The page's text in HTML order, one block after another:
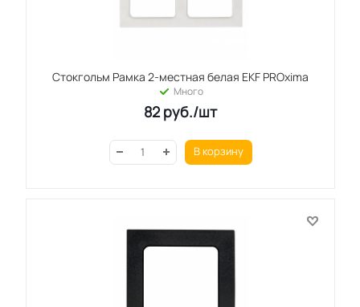
Стокгольм Рамка 2-местная белая EKF PROxima
Много
82руб./шт
В корзину